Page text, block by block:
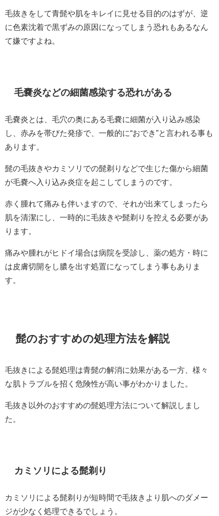
毛抜きをして青髭や肌をキレイに見せる目的のはずが、逆
に色素沈着で黒ずみの原因になってしまう恐れもあるなん
て嫌ですよね。
毛嚢炎などの細菌感染する恐れがある
毛嚢炎とは、毛穴の奥にある毛嚢に細菌が入り込み感染
し、赤みを帯びた発疹で、一般的に“おでき”と言われる事も
あります。
髭の毛抜きやカミソリでの髭剃りなどで生じた傷から細菌
が毛嚢へ入り込み炎症を起こしてしまうのです。
赤く腫れて痛みも伴いますので、それが出来てしまったら
肌を清潔にし、一時的に毛抜きや髭剃りを控える必要があ
ります。
痛みや腫れがヒドイ場合は病院を受診し、薬の処方・時に
は皮膚切開をし膿を出す処置になってしまう事もありま
す。
髭のおすすめの処理方法を解説
毛抜きによる髭処理は青髭の解消に効果がある一方、様々
な肌トラブルを招く危険性が高い事がわかりました。
毛抜き以外のおすすめの髭処理方法について解説しまし
た。
カミソリによる髭剃り
カミソリによる髭剃りが短時間で毛抜きより肌へのダメー
ジが少なく処理できるでしょう。